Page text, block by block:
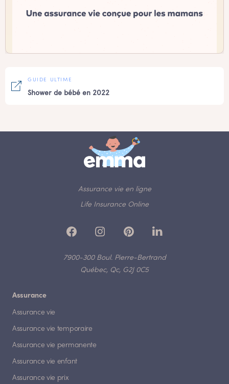
GUIDE ULTIME
Shower de bébé en 2022
Assurance vie en ligne
Life Insurance Online
7900-300 Boul. Pierre-Bertrand
Québec, Qc, G2J 0C5
Assurance
Assurance vie
Assurance vie temporaire
Assurance vie permanente
Assurance vie enfant
Assurance vie prix